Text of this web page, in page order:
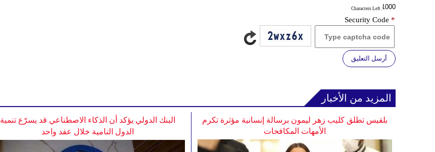
: Characters Left
Security Code *
أرسل التعليق
المزيد من الأخبار
البنك الدولي يؤكد أن الذكاء الاصطناعي قد يسرّع تنمية
الدول النامية خلال عقد واحد
بلقيس تطلق كليب زهر ليمون برسالة إنسانية مؤثرة تكرم
الأمهات المكافحات